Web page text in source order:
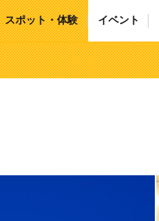
スポット・体験 イベント